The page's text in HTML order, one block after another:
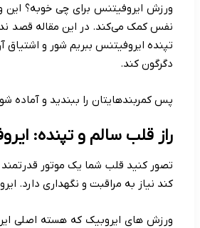
ورزش ایروفیتنس برای چی خوبه؟ این
‌نفس کمک می‌کند. در این مقاله قصد
تپنده ایروفیتنس ببریم شور و
دگرگون کند.
پس کمربندهایتان را ببندید و آماده
راز قلب سالم و تپنده:
تصور کنید قلب شما یک موتور
کند نیاز به مراقبت و نگهداری دارد.
ورزش های ایروبیک که هسته اصلی